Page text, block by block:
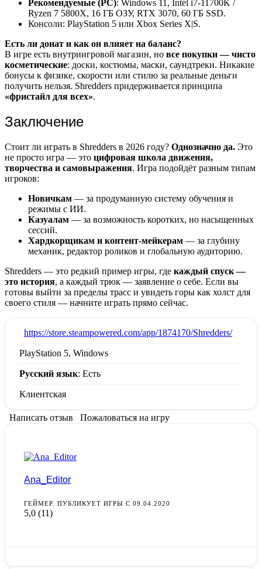
Рекомендуемые (PC): Windows 11, Intel i7-11700K /
Ryzen 7 5800X, 16 ГБ ОЗУ, RTX 3070, 60 ГБ SSD.
Консоли: PlayStation 5 или Xbox Series X|S.
Есть ли донат и как он влияет на баланс?
В игре есть внутриигровой магазин, но все покупки — чисто
косметические: доски, костюмы, маски, саундтреки. Никакие
бонусы к физике, скорости или стилю за реальные деньги
получить нельзя. Shredders придерживается принципа
«фристайл для всех».
Заключение
Стоит ли играть в Shredders в 2026 году? Однозначно да. Это
не просто игра — это цифровая школа движения,
творчества и самовыражения. Игра подойдёт разным типам
игроков:
Новичкам — за продуманную систему обучения и
режимы с ИИ.
Казуалам — за возможность коротких, но насыщенных
сессий.
Хардкорщикам и контент-мейкерам — за глубину
механик, редактор роликов и глобальную аудиторию.
Shredders — это редкий пример игры, где каждый спуск —
это история, а каждый трюк — заявление о себе. Если вы
готовы выйти за пределы трасс и увидеть горы как холст для
своего стиля — начните играть прямо сейчас.
https://store.steampowered.com/app/1874170/Shredders/
PlayStation 5, Windows
Русский язык: Есть
Клиентская
Написать отзыв Пожаловаться на игру
Ana_Editor
ГЕЙМЕР. ПУБЛИКУЕТ ИГРЫ С 09.04.2020
5,0 (11)